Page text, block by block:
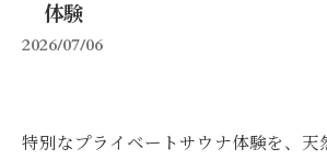
体験
2026/07/06
特別なプライベートサウナ体験を、天